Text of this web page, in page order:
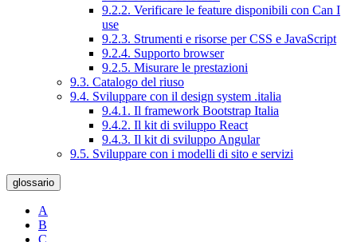
9.2.2. Verificare le feature disponibili con Can I
use
9.2.3. Strumenti e risorse per CSS e JavaScript
9.2.4. Supporto browser
9.2.5. Misurare le prestazioni
9.3. Catalogo del riuso
9.4. Sviluppare con il design system .italia
9.4.1. Il framework Bootstrap Italia
9.4.2. Il kit di sviluppo React
9.4.3. Il kit di sviluppo Angular
9.5. Sviluppare con i modelli di sito e servizi
glossario
A
B
C